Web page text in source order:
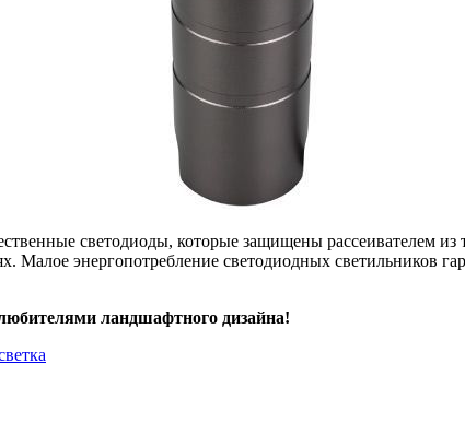
светодиоды, которые защищены рассеивателем
энергопотребление светодиодных светильников
ландшафтного дизайна!